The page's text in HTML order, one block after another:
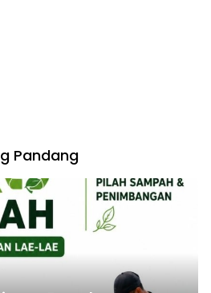
Pandang